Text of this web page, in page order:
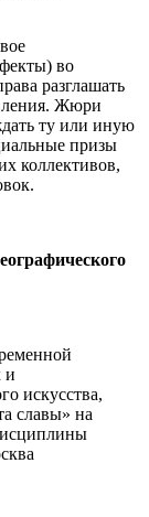
во
разглашать
Жюри
ту или иную
призы
коллективов,
и
искусства,
славы» на